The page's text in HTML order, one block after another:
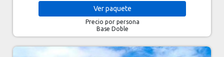
Verpaquete
Precio por persona
Base Doble